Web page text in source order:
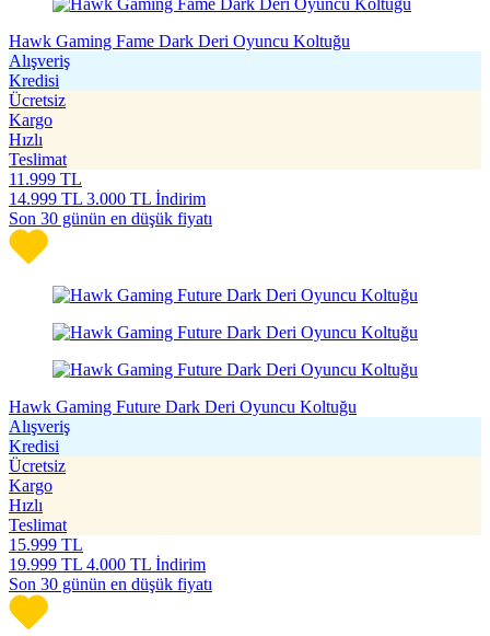
Hawk Gaming Fame Dark Deri Oyuncu Koltuğu
Alışveriş
Kredisi
Ücretsiz
Kargo
Hızlı
Teslimat
11.999 TL
14.999 TL 3.000 TL İndirim
Son 30 günün en düşük fiyatı
Hawk Gaming Future Dark Deri Oyuncu Koltuğu
Alışveriş
Kredisi
Ücretsiz
Kargo
Hızlı
Teslimat
15.999 TL
19.999 TL 4.000 TL İndirim
Son 30 günün en düşük fiyatı